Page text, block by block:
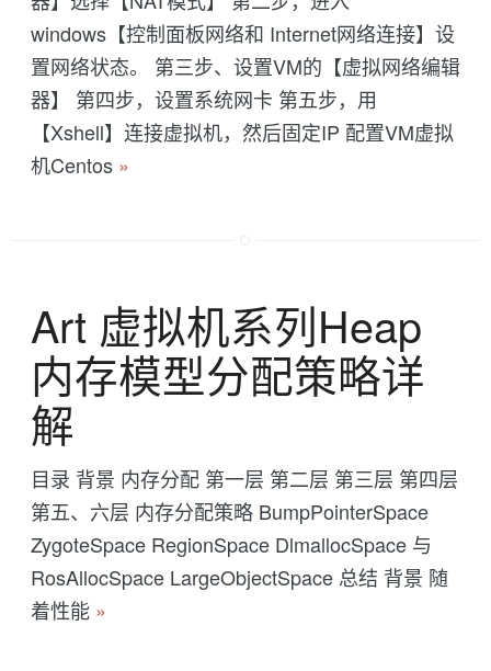
windows【控制面板网络和 Internet网络连接】设
置网络状态。 第三步、设置VM的【虚拟网络编辑
器】 第四步，设置系统网卡 第五步，用
【Xshell】连接虚拟机，然后固定IP 配置VM虚拟
机Centos »
Art 虚拟机系列Heap
内存模型分配策略详
解
目录 背景 内存分配 第一层 第二层 第三层 第四层
第五、六层 内存分配策略 BumpPointerSpace
ZygoteSpace RegionSpace DlmallocSpace 与
RosAllocSpace LargeObjectSpace 总结 背景 随
着性能 »